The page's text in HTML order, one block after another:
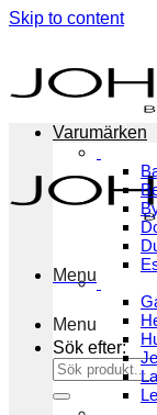
Skip to content
Menu
Menu
Sök efter:
Varumärken